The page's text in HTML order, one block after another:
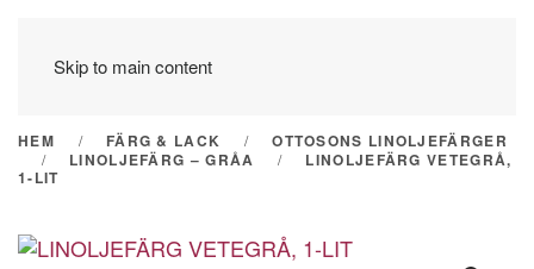
Skip to main content
HEM FÄRG & LACK
OTTOSONS LINOLJEFÄRGER
LINOLJEFÄRG – GRÅA
LINOLJEFÄRG VETEGRÅ,
1-LIT